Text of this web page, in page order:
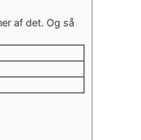
af det. Og så